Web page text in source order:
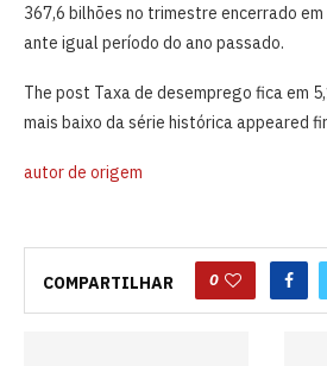
367,6 bilhões no trimestre encerrado
ante igual período do ano passado.
The post Taxa de desemprego fica em
mais baixo da série histórica appeared
autor de origem
COMPARTILHAR 0